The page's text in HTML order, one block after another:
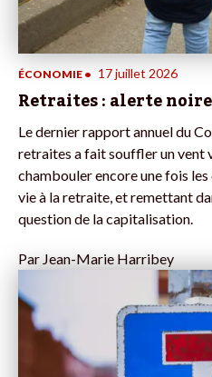
ÉCONOMIE • 17 juillet 2026
Retraites : alerte noire
Le dernier rapport annuel du
retraites a fait souffler un vent
chambouler encore une fois
vie à la retraite, et remettant
question de la capitalisation.
Par Jean-Marie Harribey